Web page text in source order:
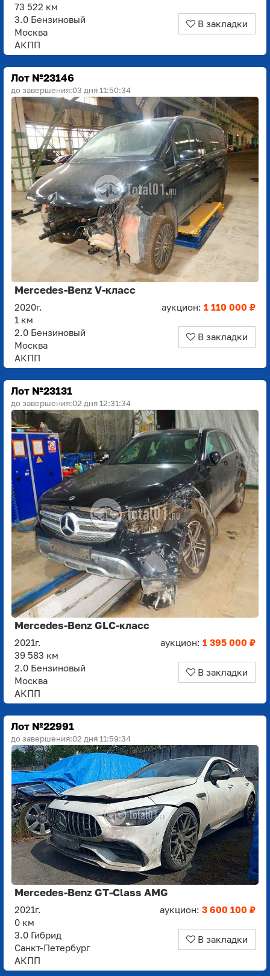
73 522 км
3.0 Бензиновый
Москва
АКПП
В закладки
Лот №23146
до завершения:03 дня 11:50:33
Mercedes-Benz V-класс
2020г.
1 км
2.0 Бензиновый
Москва
АКПП
аукцион: 1 110 000 ₽
В закладки
Лот №23131
до завершения:02 дня 12:31:33
Mercedes-Benz GLC-класс
2021г.
39 583 км
2.0 Бензиновый
Москва
АКПП
аукцион: 1 395 000 ₽
В закладки
Лот №22991
до завершения:02 дня 11:59:33
Mercedes-Benz GT-Class AMG
2021г.
0 км
3.0 Гибрид
Санкт-Петербург
АКПП
аукцион: 3 600 100 ₽
В закладки